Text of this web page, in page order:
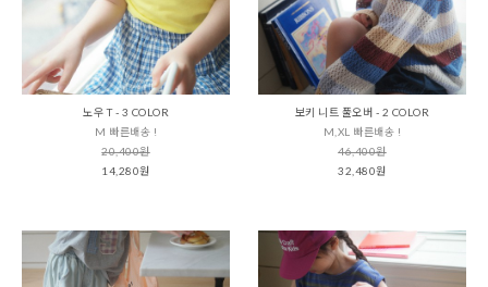
노우 T - 3 COLOR
M 빠른배송 !
20,400원
14,280원
보키 니트 풀오버 - 2 COLOR
M,XL 빠른배송 !
46,400원
32,480원